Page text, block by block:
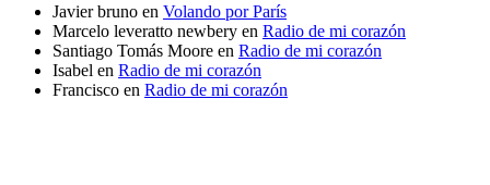
Javier bruno en Volando por París
Marcelo leveratto newbery en Radio de mi corazón
Santiago Tomás Moore en Radio de mi corazón
Isabel en Radio de mi corazón
Francisco en Radio de mi corazón